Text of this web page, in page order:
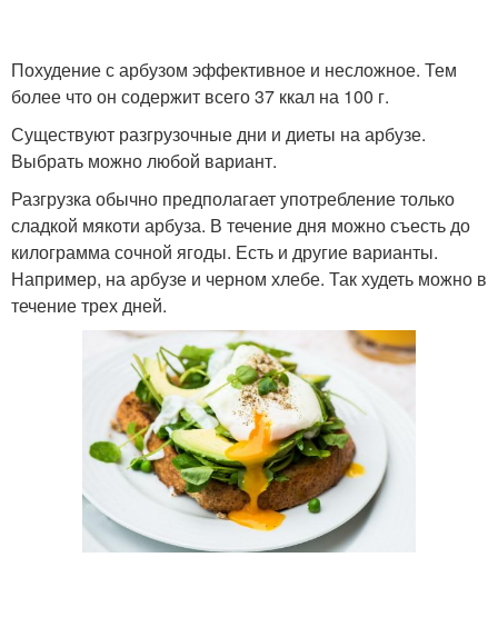
Похудение с арбузом эффективное и несложное. Тем
более что он содержит всего 37 ккал на 100 г.
Существуют разгрузочные дни и диеты на арбузе.
Выбрать можно любой вариант.
Разгрузка обычно предполагает употребление только
сладкой мякоти арбуза. В течение дня можно съесть до
килограмма сочной ягоды. Есть и другие варианты.
Например, на арбузе и черном хлебе. Так худеть можно в
течение трех дней.